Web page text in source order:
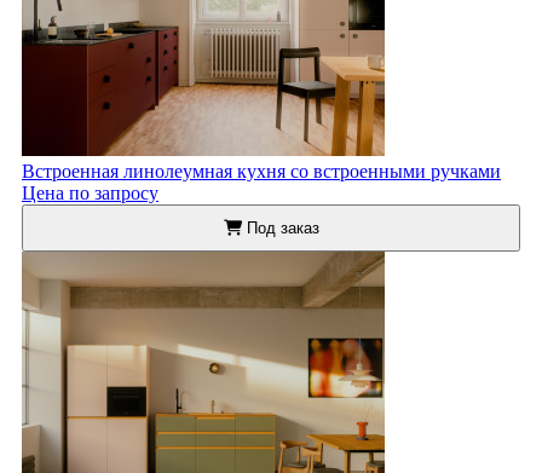
Встроенная линолеумная кухня со встроенными ручками
Цена по запросу
Под заказ